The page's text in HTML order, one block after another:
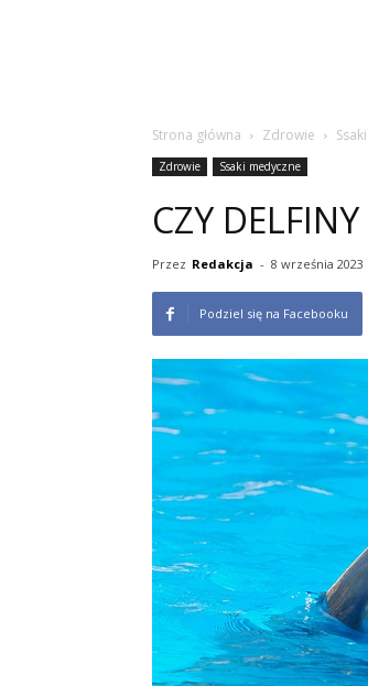
Strona główna Zdrowie
Zdrowie Ssaki medyczne
CZY
Przez Redakcja - 8 września 2023
Podziel się na Facebooku